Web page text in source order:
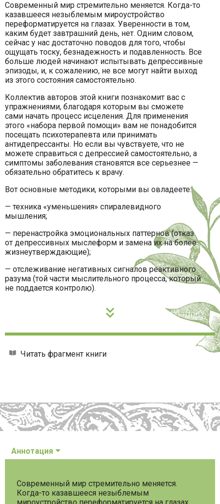
Современный мир стремительно меняется. Когда-то
казавшееся незыблемым мироустройство
переформатируется на глазах. Уверенности в том,
каким будет завтрашний день, нет. Одним словом,
сейчас у нас достаточно поводов для того, чтобы
ощущать тоску, безнадежность и подавленность. Все
больше людей начинают испытывать депрессивные
эпизоды, и, к сожалению, не все могут найти выход
из этого состояния самостоятельно.
Коллектив авторов этой книги познакомит вас с
упражнениями, благодаря которым вы сможете
сами начать процесс исцеления. Для применения
этого «набора первой помощи» вам не понадобится
посещать психотерапевта или принимать
антидепрессанты. Но если вы чувствуете, что не
можете справиться с депрессией самостоятельно, а
симптомы заболевания становятся все серьезнее —
обязательно обратитесь к врачу.
Вот основные методики, которыми вы овладеете:
— техника «уменьшения» спиралевидного
мышления;
— перенастройка эмоциональных паттернов (отказ
от депрессивных мыслеформ и замена их на более
жизнеутверждающие);
— отслеживание негативных сигналов реактивного
разума (той части мыслительного процесса, который
не поддается контролю).
Читать фрагмент книги
Аннотация
Современный мир стремительно меняется.
Когда-то казавшееся незыблемым